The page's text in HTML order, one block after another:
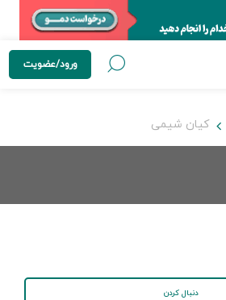
ورود/عضویت
کیان شیمی
دنبال کردن